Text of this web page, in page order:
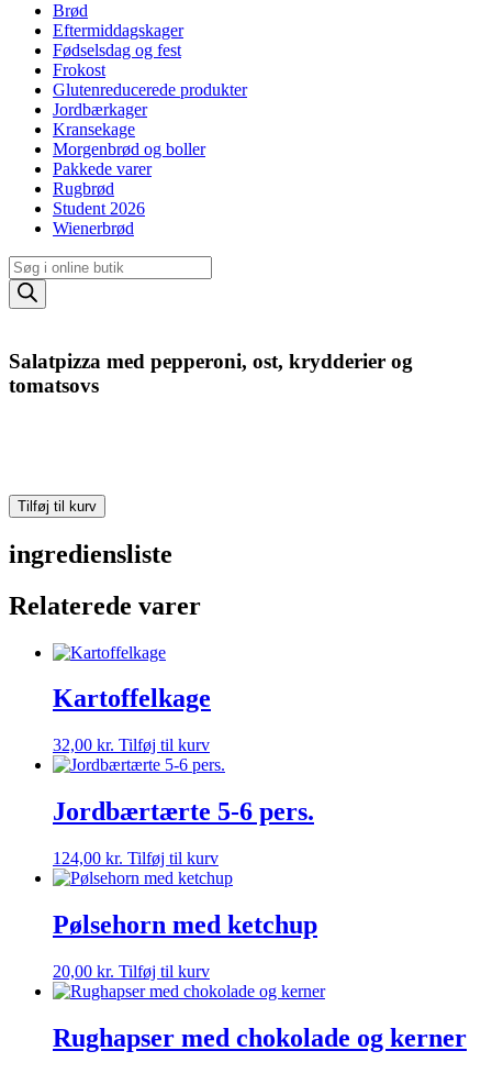
Brød
Eftermiddagskager
Fødselsdag og fest
Frokost
Glutenreducerede produkter
Jordbærkager
Kransekage
Morgenbrød og boller
Pakkede varer
Rugbrød
Student 2026
Wienerbrød
Products
search
Salatpizza med pepperoni, ost, krydderier og
tomatsovs
Salatpizza
med
pepperoni,
ost,
og
Tilføj til kurv
ingrediensliste
Relaterede varer
Kartoffelkage
32,00 kr. Tilføj til kurv
Jordbærtærte 5-6 pers.
124,00 kr. Tilføj til kurv
Pølsehorn med ketchup
20,00 kr. Tilføj til kurv
Rughapser med chokolade og kerner